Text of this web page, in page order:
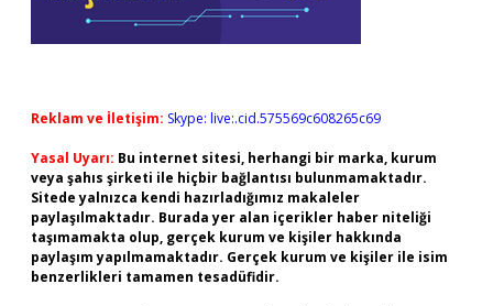
Reklam ve İletişim: Skype: live:.cid.575569c608265c69
Yasal Uyarı: Bu internet sitesi, herhangi bir marka, kurum
veya şahıs şirketi ile hiçbir bağlantısı bulunmamaktadır.
Sitede yalnızca kendi hazırladığımız makaleler
paylaşılmaktadır. Burada yer alan içerikler haber niteliği
taşımamakta olup, gerçek kurum ve kişiler hakkında
paylaşım yapılmamaktadır. Gerçek kurum ve kişiler ile isim
benzerlikleri tamamen tesadüfidir.